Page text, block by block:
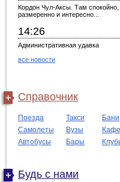
Кордон Чул-Аксы. Там спокойно,
размеренно и интересно...
14:26
Административная удавка
все новости
Справочник
Поезда Такси
Самолеты
Вузы
Кафе
Автобусы
Бары
Будь с нами